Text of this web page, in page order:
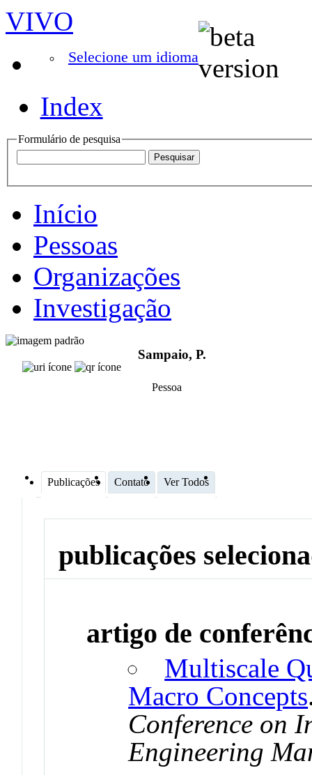
VIVO
Selecione um idioma
Index
Formulário de pesquisa
Início
Pessoas
Organizações
Investigação
Sampaio, P.
Pessoa
Publicações Contato Ver Todos
publicações
artigo de
Multiscale
Macro Concepts
Conference on
Engineering